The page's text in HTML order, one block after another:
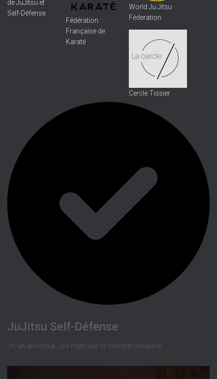
de JuJitsu et
Self-Défense
Fédération
Française de
Karaté
World Ju Jitsu
Féderation
Cercle Tissier
JuJitsu Self-Défense
Un art ancestral, une méthode de combat moderne.